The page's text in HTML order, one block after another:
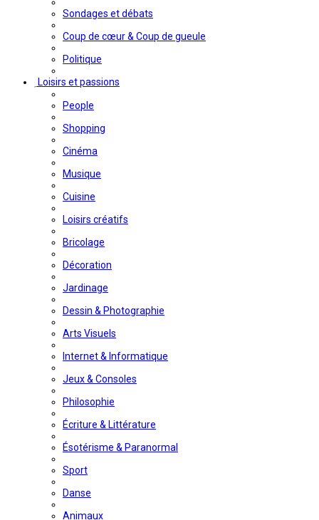
Sondages et débats
Coup de cœur & Coup de gueule
Politique
Loisirs et passions
People
Shopping
Cinéma
Musique
Cuisine
Loisirs créatifs
Bricolage
Décoration
Jardinage
Dessin & Photographie
Arts Visuels
Internet & Informatique
Jeux & Consoles
Philosophie
Écriture & Littérature
Ésotérisme & Paranormal
Sport
Danse
Animaux